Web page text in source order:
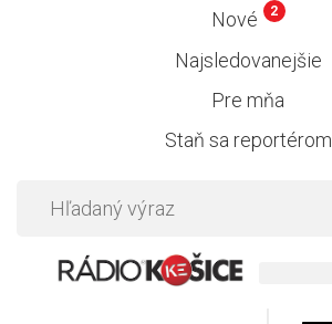
Nové 2
Najsledovanejšie
Pre mňa
Staň sa reportérom